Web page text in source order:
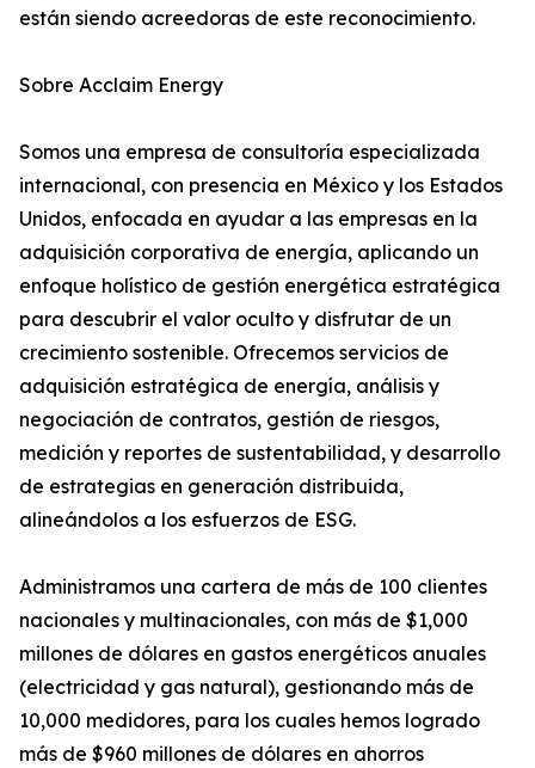
están siendo acreedoras de este reconocimiento.
Sobre Acclaim Energy
Somos una empresa de consultoría especializada
internacional, con presencia en México y los Estados
Unidos, enfocada en ayudar a las empresas en la
adquisición corporativa de energía, aplicando un
enfoque holístico de gestión energética estratégica
para descubrir el valor oculto y disfrutar de un
crecimiento sostenible. Ofrecemos servicios de
adquisición estratégica de energía, análisis y
negociación de contratos, gestión de riesgos,
medición y reportes de sustentabilidad, y desarrollo
de estrategias en generación distribuida,
alineándolos a los esfuerzos de ESG.
Administramos una cartera de más de 100 clientes
nacionales y multinacionales, con más de $1,000
millones de dólares en gastos energéticos anuales
(electricidad y gas natural), gestionando más de
10,000 medidores, para los cuales hemos logrado
más de $960 millones de dólares en ahorros